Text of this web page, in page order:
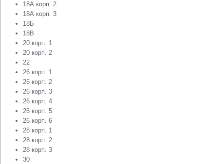
18А корп. 2
18А корп. 3
18Б
18В
20 корп. 1
20 корп. 2
22
26 корп. 1
26 корп. 2
26 корп. 3
26 корп. 4
26 корп. 5
26 корп. 6
28 корп. 1
28 корп. 2
28 корп. 3
30